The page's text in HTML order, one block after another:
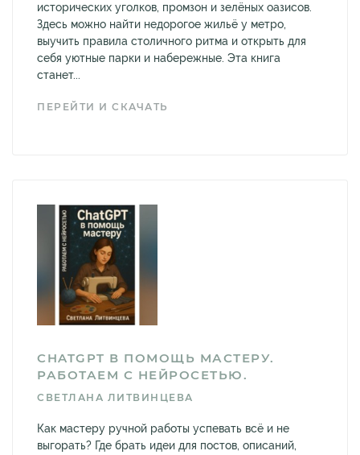
исторических уголков, промзон и зелёных оазисов.
Здесь можно найти недорогое жильё у метро,
выучить правила столичного ритма и открыть для
себя уютные парки и набережные. Эта книга
станет...
ПЕРЕЙТИ И СКАЧАТЬ
CHATGPT В ПОМОЩЬ МАСТЕРУ.
РАБОТАЕМ С НЕЙРОСЕТЬЮ.
СВЕТЛАНА ЛИТВИНЦЕВА
Как мастеру ручной работы успевать всё и не
выгорать? Где брать идеи для постов, описаний,